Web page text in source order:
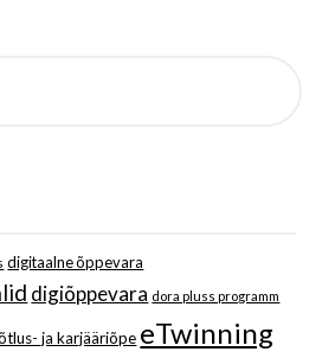
digitaalne õppevara
digiõppevara dora pluss programm
ja karjääriõpe eTwinning